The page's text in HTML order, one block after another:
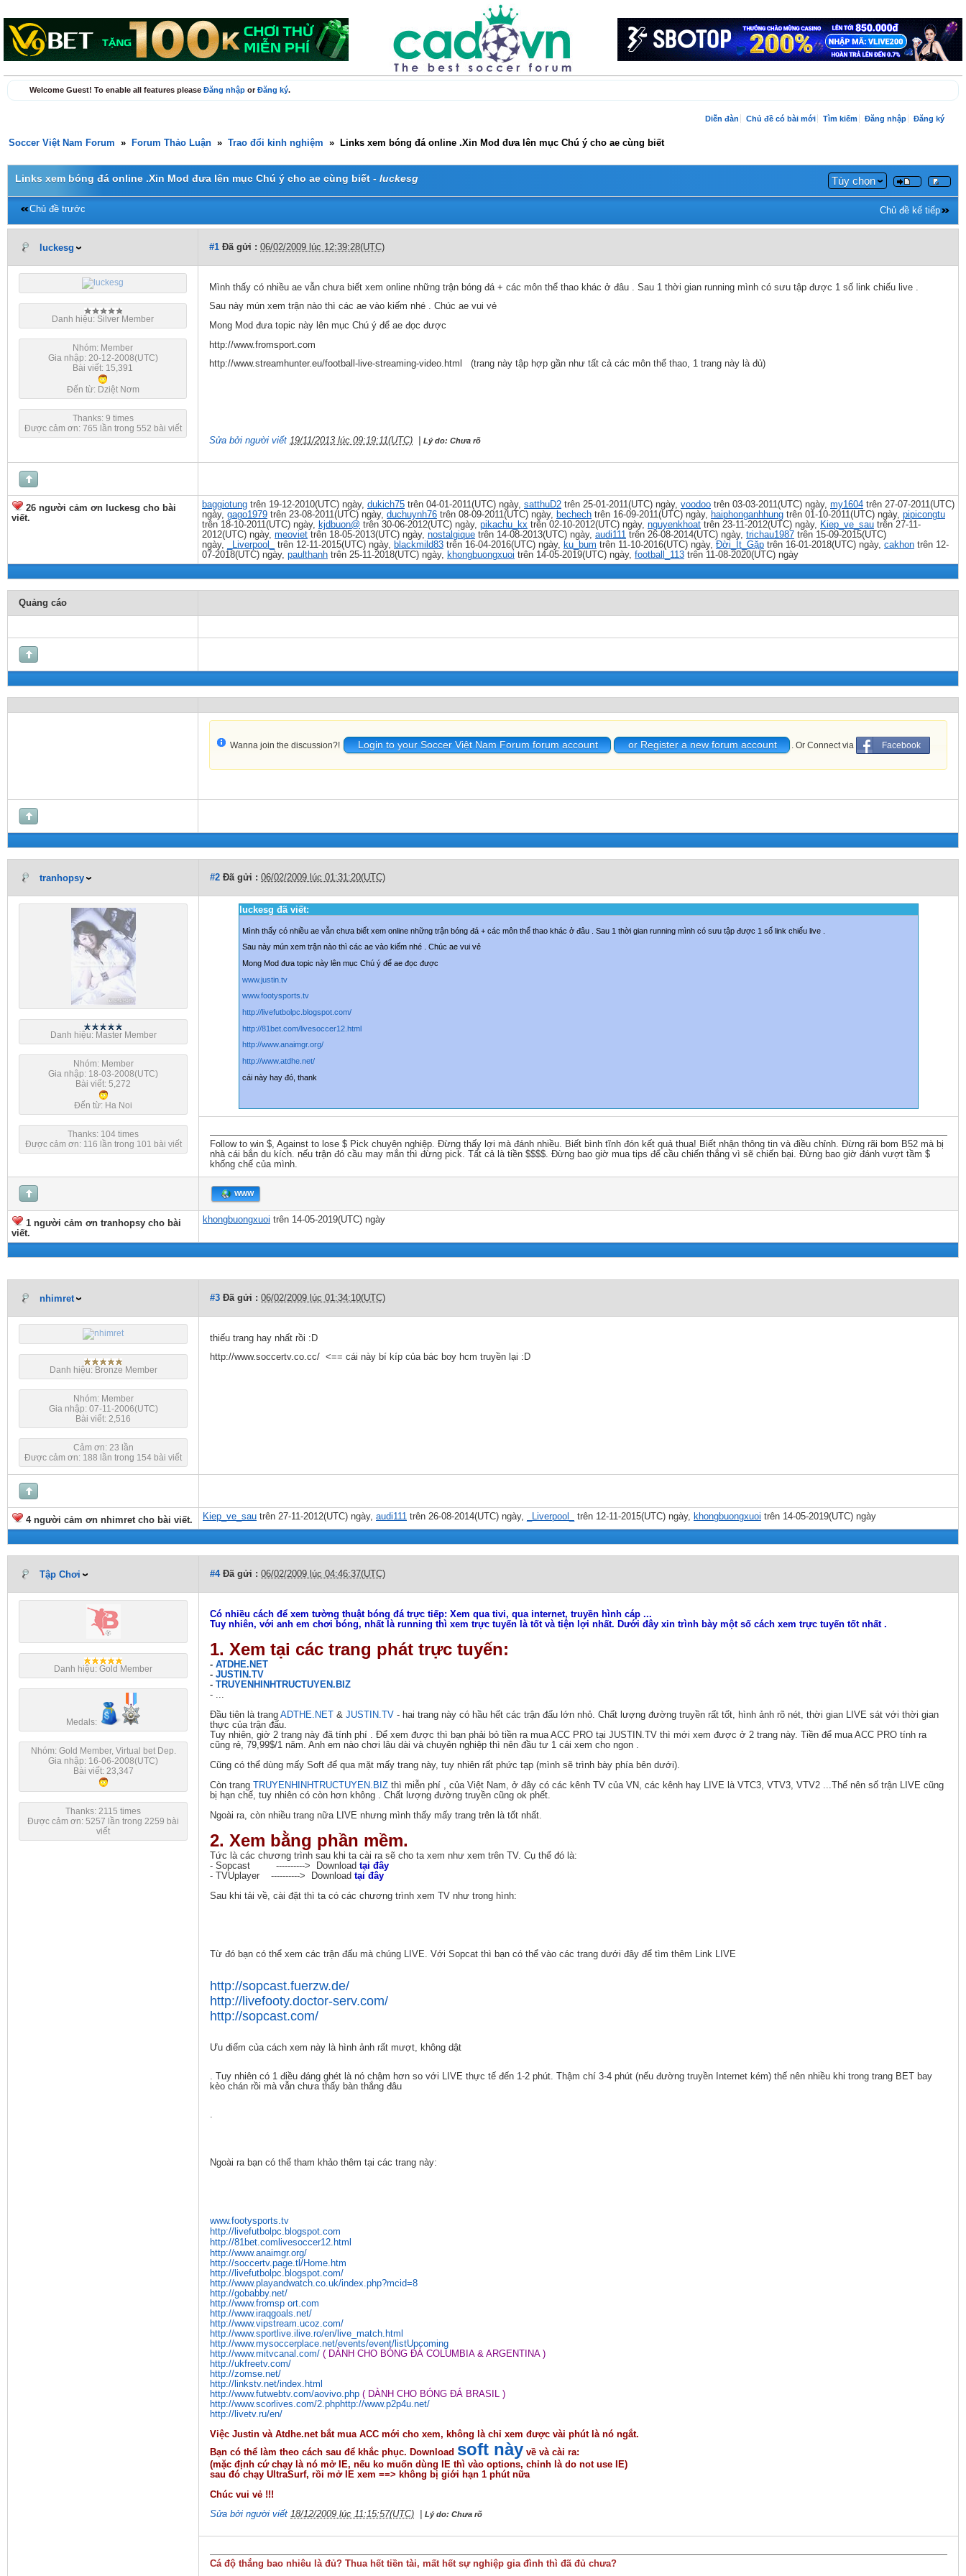
Welcome Guest! To enable all features please Đăng nhập orĐăng ký.
Diễn đàn Chủ đề có bài mới Tìm kiếm Đăng nhập Đăng ký
Soccer Việt Nam Forum » Forum Thảo Luận » Trao đổi kinh nghiệm » Links xem bóng đá online .Xin Mod đưa lên mục Chú ý cho ae cùng biết
Links xem bóng đá online .Xin Mod đưa lên mục Chú ý cho ae cùng biết - luckesg Tùy chọn
Chủ đề trước Chủ đề kế tiếp
luckesg #1 Đã gửi : 06/02/2009 lúc 12:39:28(UTC)
Danh hiệu: Silver Member
Nhóm: Member
Gia nhập: 20-12-2008(UTC)
Bài viết: 15,391
Đến từ: Dziệt Nơm
Thanks: 9 times
Được cảm ơn: 765 lần trong 552 bài viết
Mình thấy có nhiều ae vẫn chưa biết xem online những trận bóng đá + các môn thể thao khác ở đâu . Sau 1 thời gian running mình có sưu tập được 1 số link chiếu live .
Sau này mún xem trận nào thì các ae vào kiếm nhé . Chúc ae vui vẻ
Mong Mod đưa topic này lên mục Chú ý để ae đọc được
http://www.fromsport.com
http://www.streamhunter.eu/football-live-streaming-video.html (trang này tập hợp gần như tất cả các môn thể thao, 1 trang này là đủ)
Sửa bởi người viết 19/11/2013 lúc 09:19:11(UTC) Lý do: Chưa rõ
26 người cảm ơn luckesg cho bài
viết.
baggiotung trên 19-12-2010(UTC) ngày, dukich75 trên 04-01-2011(UTC) ngày, satthuD2 trên 25-01-2011(UTC) ngày, voodoo trên 03-03-2011(UTC) ngày, my1604 trên 27-07-2011(UTC)
ngày, gago1979 trên 23-08-2011(UTC) ngày, duchuynh76 trên 08-09-2011(UTC) ngày, bechech trên 16-09-2011(UTC) ngày, haiphonganhhung trên 01-10-2011(UTC) ngày, pipicongtu
trên 18-10-2011(UTC) ngày, kjdbuon@ trên 30-06-2012(UTC) ngày, pikachu_kx trên 02-10-2012(UTC) ngày, nguyenkhoat trên 23-11-2012(UTC) ngày, Kiep_ve_sau trên 27-11-
2012(UTC) ngày, meoviet trên 18-05-2013(UTC) ngày, nostalgique trên 14-08-2013(UTC) ngày, audi111 trên 26-08-2014(UTC) ngày, trichau1987 trên 15-09-2015(UTC)
ngày,
_Liverpool_ trên 12-11-2015(UTC) ngày, blackmild83 trên 16-04-2016(UTC) ngày, ku_bum trên 11-10-2016(UTC) ngày, Đời_Ít_Gặp trên 16-01-2018(UTC) ngày, cakhon trên 12-
07-2018(UTC) ngày, paulthanh trên 25-11-2018(UTC) ngày, khongbuongxuoi trên 14-05-2019(UTC) ngày, football_113 trên 11-08-2020(UTC) ngày
Quảng cáo
Wanna join the discussion?! Login to your Soccer Việt Nam Forum forum account or Register a new forum account . Or Connect via Facebook
tranhopsy #2 Đã gửi : 06/02/2009 lúc 01:31:20(UTC)
Danh hiệu: Master Member
Nhóm: Member
Gia nhập: 18-03-2008(UTC)
Bài viết: 5,272
Đến từ: Ha Noi
Thanks: 104 times
Được cảm ơn: 116 lần trong 101 bài viết
luckesg đã viết:
Mình thấy có nhiều ae vẫn chưa biết xem online những trận bóng đá + các môn thể thao khác ở đâu . Sau 1 thời gian running mình có sưu tập được 1 số link chiếu live .
Sau này mún xem trận nào thì các ae vào kiếm nhé . Chúc ae vui vẻ
Mong Mod đưa topic này lên mục Chú ý để ae đọc được
www.justin.tv
www.footysports.tv
http://livefutbolpc.blogspot.com/
http://81bet.com/livesoccer12.html
http://www.anaimgr.org/
http://www.atdhe.net/
cái này hay đó, thank
Follow to win $, Against to lose $ Pick chuyên nghiệp. Đừng thấy lợi mà đánh nhiều. Biết bình tĩnh đón kết quả thua! Biết nhận thông tin và điều chỉnh. Đừng rãi bom B52 mà bị
nhà cái bắn du kích. nếu trận đó cầu may mắn thì đừng pick. Tất cả là tiền $$$$. Đừng bao giờ mua tips để cầu chiến thắng vì sẽ chiến bại. Đừng bao giờ đánh vượt tầm $
khống chế của mình.
WWW
1 người cảm ơn tranhopsy cho bài
viết.
khongbuongxuoi trên 14-05-2019(UTC) ngày
nhimret #3 Đã gửi : 06/02/2009 lúc 01:34:10(UTC)
Danh hiệu: Bronze Member
Nhóm: Member
Gia nhập: 07-11-2006(UTC)
Bài viết: 2,516
Cảm ơn: 23 lần
Được cảm ơn: 188 lần trong 154 bài viết
thiếu trang hay nhất rồi :D
http://www.soccertv.co.cc/ <== cái này bí kíp của bác boy hcm truyền lại :D
4 người cảm ơn nhimret cho bài viết. Kiep_ve_sau trên 27-11-2012(UTC) ngày, audi111 trên 26-08-2014(UTC) ngày, _Liverpool_ trên 12-11-2015(UTC) ngày, khongbuongxuoi trên 14-05-2019(UTC) ngày
Tập Chơi #4Đã gửi : 06/02/2009 lúc 04:46:37(UTC)
Danh hiệu: Gold Member
Medals:
Nhóm: Gold Member, Virtual bet Dep.
Gia nhập: 16-06-2008(UTC)
Bài viết: 23,347
Thanks: 2115 times
Được cảm ơn: 5257 lần trong 2259 bài
viết
Có nhiều cách để xem tường thuật bóng đá trực tiếp: Xem qua tivi, qua internet, truyền hình cáp ...
Tuy nhiên, với anh em chơi bóng, nhất là running thì xem trực tuyến là tốt và tiện lợi nhất. Dưới đây xin trình bày một số cách xem trực tuyến tốt nhất .
1. Xem tại các trang phát trực tuyến:
- ATDHE.NET
- JUSTIN.TV
- TRUYENHINHTRUCTUYEN.BIZ
- ...
Đầu tiên là trang ADTHE.NET & JUSTIN.TV - hai trang này có hầu hết các trận đấu lớn nhỏ. Chất lượng đường truyền rất tốt, hình ảnh rõ nét, thời gian LIVE sát với thời gian
thực của trận đấu.
Tuy nhiên, giờ 2 trang này đã tính phí
. Để xem được thì bạn phải bỏ tiền ra mua ACC PRO tại JUSTIN.TV thì mới xem được ở 2 trang này. Tiền để mua ACC PRO tính ra
cũng rẻ, 79,99$/1 năm. Anh em nào chơi lâu dài và chuyên nghiệp thì nên đầu tư 1 cái xem cho ngon
Cũng có thể dùng mấy Soft để qua mặt mấy trang này, tuy nhiên rất phức tạp (mình sẽ trình bày phía bên dưới).
Còn trang TRUYENHINHTRUCTUYEN.BIZ thì miễn phí
, của Việt Nam, ở đây có các kênh TV của VN, các kênh hay LIVE là VTC3, VTV3, VTV2 ...Thế nên số trận LIVE cũng
bị hạn chế, tuy nhiên có còn hơn không
. Chất lượng đường truyền cũng ok phết.
Ngoài ra, còn nhiều trang nữa LIVE nhưng mình thấy mấy trang trên là tốt nhất.
2. Xem bằng phần mềm.
Tức là các chương trình sau khi ta cài ra sẽ cho ta xem như xem trên TV. Cụ thể đó là:
- Sopcast ----------> Download tại đây
- TVUplayer ----------> Download tại đây
Sau khi tải về, cài đặt thì ta có các chương trình xem TV như trong hình:
Từ đó bạn có thể xem các trận đấu mà chúng LIVE. Với Sopcat thì bạn có thể vào các trang dưới đây để tìm thêm Link LIVE
http://sopcast.fuerzw.de/
http://livefooty.doctor-serv.com/
http://sopcast.com/
Ưu điểm của cách xem này là hình ảnh rất mượt, không dật
. Tuy nhiên có 1 điều đáng ghét là nó chậm hơn so với LIVE thực tế đến 1-2 phút. Thậm chí 3-4 phút (nếu đường truyền Internet kém) thế nên nhiều khi trong trang BET bay
kèo chán rồi mà vẫn chưa thấy bàn thắng đâu
.
Ngoài ra bạn có thể tham khảo thêm tại các trang này:
www.footysports.tv
http://livefutbolpc.blogspot.com
http://81bet.comlivesoccer12.html
http://www.anaimgr.org/
http://soccertv.page.tl/Home.htm
http://livefutbolpc.blogspot.com/
http://www.playandwatch.co.uk/index.php?mcid=8
http://gobabby.net/
http://www.fromsp ort.com
http://www.iraqgoals.net/
http://www.vipstream.ucoz.com/
http://www.sportlive.ilive.ro/en/live_match.html
http://www.mysoccerplace.net/events/event/listUpcoming
http://www.mitvcanal.com/ ( DÀNH CHO BÓNG ĐÁ COLUMBIA & ARGENTINA )
http://ukfreetv.com/
http://zomse.net/
http://linkstv.net/index.html
http://www.futwebtv.com/aovivo.php ( DÀNH CHO BÓNG ĐÁ BRASIL )
http://www.scorlives.com/2.phphttp://www.p2p4u.net/
http://livetv.ru/en/
Việc Justin và Atdhe.net bắt mua ACC mới cho xem, không là chỉ xem được vài phút là nó ngắt.
Bạn có thể làm theo cách sau để khắc phục. Download soft này về và cài ra:
(mặc định cứ chạy là nó mở IE, nếu ko muốn dùng IE thì vào options, chỉnh là do not use IE)
sau đó chạy UltraSurf, rồi mở IE xem ==> không bị giới hạn 1 phút nữa
Chúc vui vẻ !!!
Sửa bởi người viết 18/12/2009 lúc 11:15:57(UTC) Lý do: Chưa rõ
Cá độ thắng bao nhiêu là đủ? Thua hết tiền tài, mất hết sự nghiệp gia đình thì đã đủ chưa?